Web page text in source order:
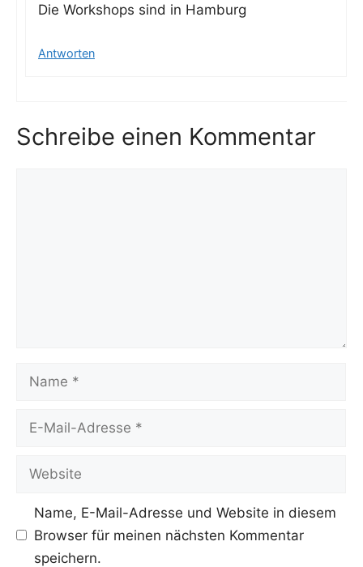
Die Work­shops sind in Hamburg
Antworten
Schreibe einen Kommentar
Name
Adresse
Website
Name, E-Mail-Adresse und Website in diesem
Browser für meinen nächsten Kommentar
speichern.